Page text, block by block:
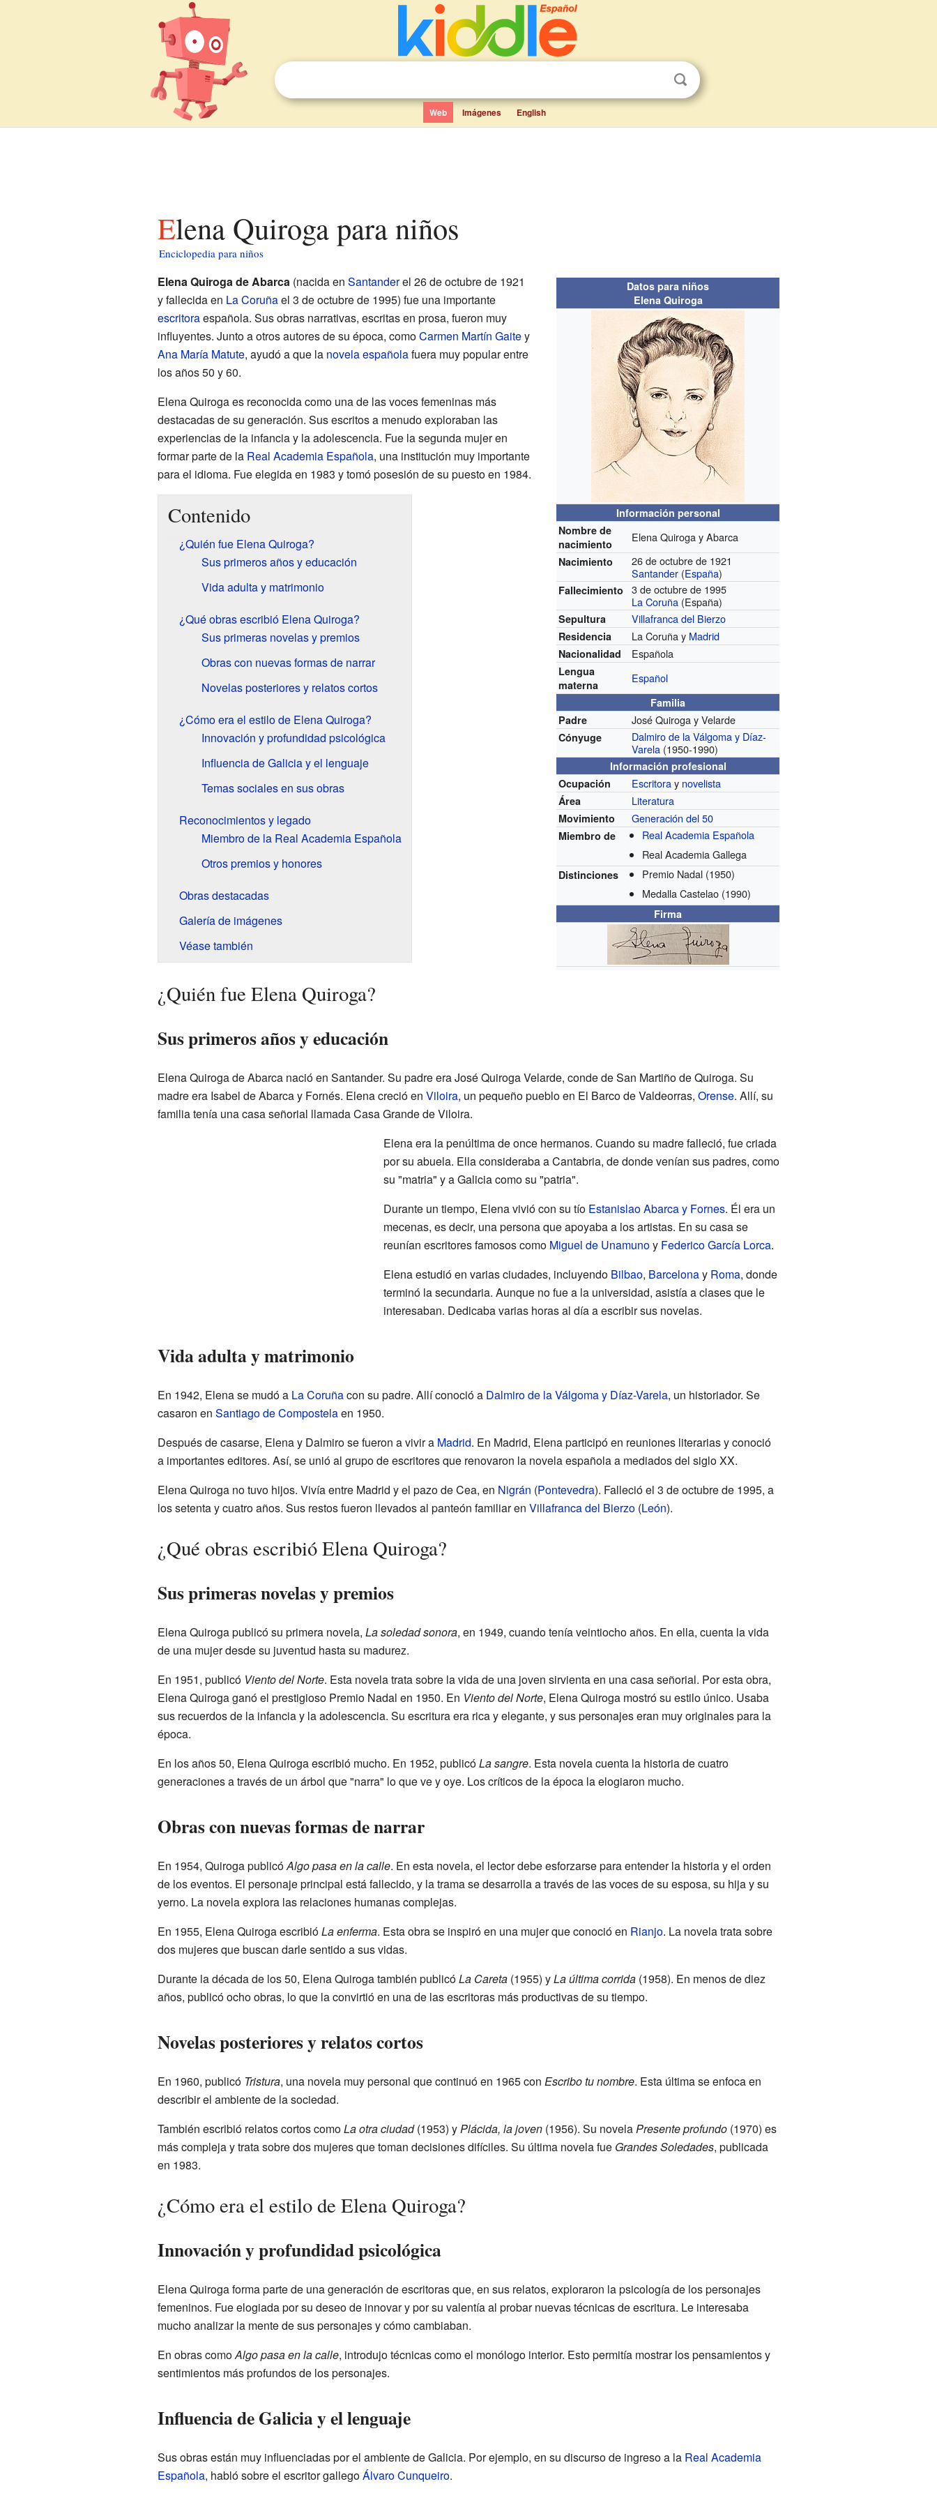
Web Imágenes English
Elena Quiroga para niños
Enciclopedia para niños
Datos para niños
Elena Quiroga
Información personal
Nombre de
nacimiento
Elena Quiroga y Abarca
Nacimiento
26 de octubre de 1921
Santander (España)
Fallecimiento
3 de octubre de 1995
La Coruña (España)
Sepultura Villafranca del Bierzo
Residencia La Coruña y Madrid
Nacionalidad Española
Lengua
materna
Español
Familia
Padre
José Quiroga y Velarde
Cónyuge
Dalmiro de la Válgoma y Díaz-
Varela (1950-1990)
Información profesional
Ocupación
Escritoray novelista
Área Literatura
Movimiento Generación del 50
Miembro de
Real Academia Española
Real Academia Gallega
Distinciones Premio Nadal (1950)
Medalla Castelao (1990)
Firma
Elena Quiroga de Abarca(nacida en Santanderel 26 de octubre de 1921
y fallecida en La Coruñael 3 de octubre de 1995) fue una importante
escritoraespañola. Sus obras narrativas, escritas en prosa, fueron muy
influyentes. Junto a otros autores de su época, comoCarmen Martín Gaitey
Ana María Matute, ayudó a que la novela españolafuera muy popular entre
los años 50 y 60.
Elena Quiroga es reconocida como una de las voces femeninas más
destacadas de su generación. Sus escritos a menudo exploraban las
experiencias de la infancia y la adolescencia. Fue la segunda mujer en
formar parte de la Real Academia Española, una institución muy importante
para el idioma. Fue elegida en 1983 y tomó posesión de su puesto en 1984.
Contenido
¿Quién fue Elena Quiroga?
Sus primeros años y educación
Vida adulta y matrimonio
¿Qué obras escribió Elena Quiroga?
Sus primeras novelas y premios
Obras con nuevas formas de narrar
Novelas posteriores y relatos cortos
¿Cómo era el estilo de Elena Quiroga?
Innovación y profundidad psicológica
Influencia de Galicia y el lenguaje
Temas sociales en sus obras
Reconocimientos y legado
Miembro de la Real Academia Española
Otros premios y honores
Obras destacadas
Galería de imágenes
Véase también
¿Quién fue Elena Quiroga?
Sus primeros años y educación
Elena Quiroga de Abarca nació en Santander. Su padre era José Quiroga Velarde, conde de San Martiño de Quiroga. Su
madre era Isabel de Abarca y Fornés. Elena creció en Viloira, un pequeño pueblo en El Barco de Valdeorras, Orense. Allí, su
familia tenía una casa señorial llamada Casa Grande de Viloira.
Elena era la penúltima de once hermanos. Cuando su madre falleció, fue criada
por su abuela. Ella consideraba a Cantabria, de donde venían sus padres, como
su "matria" y a Galicia como su "patria".
Durante un tiempo, Elena vivió con su tío Estanislao Abarca y Fornes. Él era un
mecenas, es decir, una persona que apoyaba a los artistas. En su casa se
reunían escritores famosos como Miguel de Unamunoy Federico García Lorca.
Elena estudió en varias ciudades, incluyendo Bilbao, Barcelonay Roma, donde
terminó la secundaria. Aunque no fue a la universidad, asistía a clases que le
interesaban. Dedicaba varias horas al día a escribir sus novelas.
Vida adulta y matrimonio
En 1942, Elena se mudó a La Coruñacon su padre. Allí conoció a Dalmiro de la Válgoma y Díaz-Varela, un historiador. Se
casaron en Santiago de Compostelaen 1950.
Después de casarse, Elena y Dalmiro se fueron a vivir a Madrid. En Madrid, Elena participó en reuniones literarias y conoció
a importantes editores. Así, se unió al grupo de escritores que renovaron la novela española a mediados del siglo XX.
Elena Quiroga no tuvo hijos. Vivía entre Madrid y el pazo de Cea, en Nigrán (Pontevedra). Falleció el 3 de octubre de 1995, a
los setenta y cuatro años. Sus restos fueron llevados al panteón familiar en Villafranca del Bierzo(León).
¿Qué obras escribió Elena Quiroga?
Sus primeras novelas y premios
Elena Quiroga publicó su primera novela, La soledad sonora, en 1949, cuando tenía veintiocho años. En ella, cuenta la vida
de una mujer desde su juventud hasta su madurez.
En 1951, publicó Viento del Norte. Esta novela trata sobre la vida de una joven sirvienta en una casa señorial. Por esta obra,
Elena Quiroga ganó el prestigioso Premio Nadal en 1950. En Viento del Norte, Elena Quiroga mostró su estilo único. Usaba
sus recuerdos de la infancia y la adolescencia. Su escritura era rica y elegante, y sus personajes eran muy originales para la
época.
En los años 50, Elena Quiroga escribió mucho. En 1952, publicóLa sangre. Esta novela cuenta la historia de cuatro
generaciones a través de un árbol que "narra" lo que ve y oye. Los críticos de la época la elogiaron mucho.
Obras con nuevas formas de narrar
En 1954, Quiroga publicóAlgo pasa en la calle. En esta novela, el lector debe esforzarse para entender la historia y el orden
de los eventos. El personaje principal está fallecido, y la trama se desarrolla a través de las voces de su esposa, su hija y su
yerno. La novela explora las relaciones humanas complejas.
En 1955, Elena Quiroga escribióLa enferma. Esta obra se inspiró en una mujer que conoció en Rianjo. La novela trata sobre
dos mujeres que buscan darle sentido a sus vidas.
Durante la década de los 50, Elena Quiroga también publicóLa Careta(1955) yLa última corrida(1958). En menos de diez
años, publicó ocho obras, lo que la convirtió en una de las escritoras más productivas de su tiempo.
Novelas posteriores y relatos cortos
En 1960, publicó Tristura, una novela muy personal que continuó en 1965 con Escribo tu nombre. Esta última se enfoca en
describir el ambiente de la sociedad.
También escribió relatos cortos comoLa otra ciudad(1953) yPlácida, la joven(1956). Su novelaPresente profundo(1970) es
más compleja y trata sobre dos mujeres que toman decisiones difíciles. Su última novela fue Grandes Soledades, publicada
en 1983.
¿Cómo era el estilo de Elena Quiroga?
Innovación y profundidad psicológica
Elena Quiroga forma parte de una generación de escritoras que, en sus relatos, exploraron la psicología de los personajes
femeninos. Fue elogiada por su deseo de innovar y por su valentía al probar nuevas técnicas de escritura. Le interesaba
mucho analizar la mente de sus personajes y cómo cambiaban.
En obras comoAlgo pasa en la calle, introdujo técnicas como el monólogo interior. Esto permitía mostrar los pensamientos y
sentimientos más profundos de los personajes.
Influencia de Galicia y el lenguaje
Sus obras están muy influenciadas por el ambiente de Galicia. Por ejemplo, en su discurso de ingreso a la Real Academia
Española, habló sobre el escritor gallegoÁlvaro Cunqueiro.